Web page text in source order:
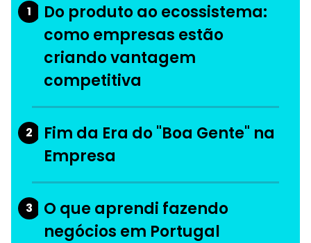
1
Do produto ao ecossistema:
como empresas estão
criando vantagem
competitiva
2
Fim da Era do "Boa Gente" na
Empresa
3
O que aprendi fazendo
negócios em Portugal